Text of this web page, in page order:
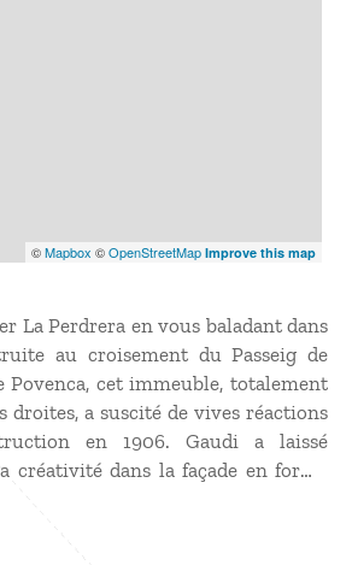
©Mapbox ©OpenStreetMap Improve this map
La Perdrera en vous baladant dans
au croisement du Passeig de
Povenca, cet immeuble, totalement
droites, a suscité de vives réactions
en 1906. Gaudi a laissé
créativité dans la façade en forme
balcons en fer forgé aux dessins